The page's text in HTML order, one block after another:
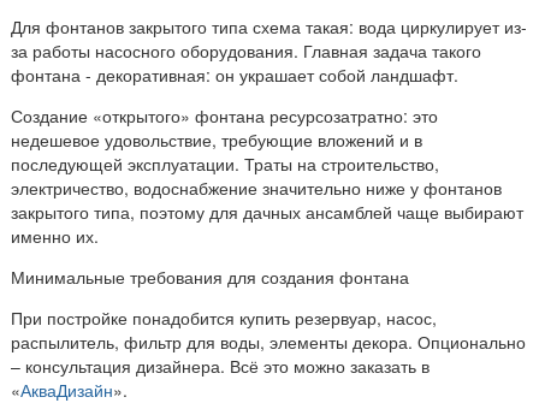
Для фонтанов закрытого типа схема такая: вода циркулирует из-
за работы насосного оборудования. Главная задача такого
фонтана - декоративная: он украшает собой ландшафт.
Создание «открытого» фонтана ресурсозатратно: это
недешевое удовольствие, требующие вложений и в
последующей эксплуатации. Траты на строительство,
электричество, водоснабжение значительно ниже у фонтанов
закрытого типа, поэтому для дачных ансамблей чаще выбирают
именно их.
Минимальные требования для создания фонтана
При постройке понадобится купить резервуар, насос,
распылитель, фильтр для воды, элементы декора. Опционально
– консультация дизайнера. Всё это можно заказать в
«АкваДизайн».